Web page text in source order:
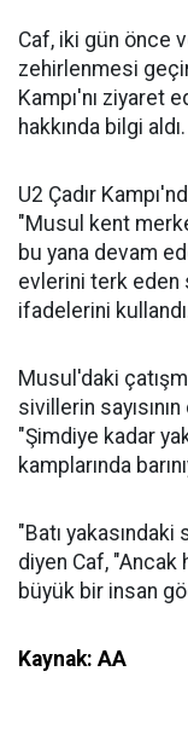
Caf, iki gün önce
zehirlenmesi
Kampı'nı ziyaret
hakkında bilgi aldı.
U2 Çadır
"Musul kent
bu yana devam
evlerini terk eden
ifadelerini
Musul'daki
sivillerin
"Şimdiye kadar
kamplarında
"Batı
diyen Caf, "Ancak
büyük bir insan
Kaynak: AA